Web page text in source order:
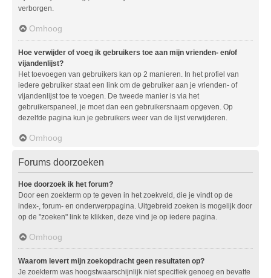
verborgen.
Omhoog
Hoe verwijder of voeg ik gebruikers toe aan mijn vrienden- en/of
vijandenlijst?
Het toevoegen van gebruikers kan op 2 manieren. In het profiel van
iedere gebruiker staat een link om de gebruiker aan je vrienden- of
vijandenlijst toe te voegen. De tweede manier is via het
gebruikerspaneel, je moet dan een gebruikersnaam opgeven. Op
dezelfde pagina kun je gebruikers weer van de lijst verwijderen.
Omhoog
Forums doorzoeken
Hoe doorzoek ik het forum?
Door een zoekterm op te geven in het zoekveld, die je vindt op de
index-, forum- en onderwerppagina. Uitgebreid zoeken is mogelijk door
op de "zoeken" link te klikken, deze vind je op iedere pagina.
Omhoog
Waarom levert mijn zoekopdracht geen resultaten op?
Je zoekterm was hoogstwaarschijnlijk niet specifiek genoeg en bevatte